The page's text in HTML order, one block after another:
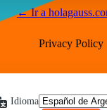
← Ir a
Privacy Policy
Idioma